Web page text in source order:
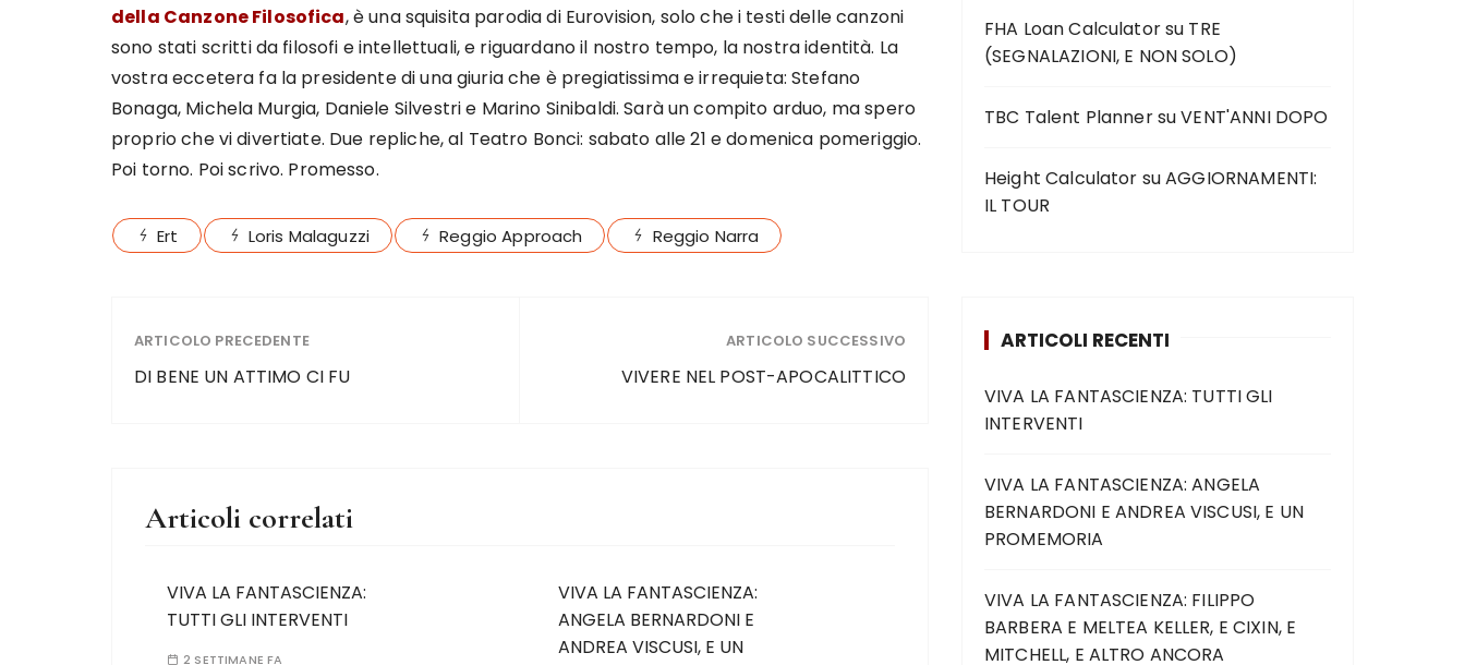
della Canzone Filosofica, è una squisita parodia di Eurovision, solo che i testi delle canzoni
sono stati scritti da filosofi e intellettuali, e riguardano il nostro tempo, la nostra identità. La
vostra eccetera fa la presidente di una giuria che è pregiatissima e irrequieta: Stefano
Bonaga, Michela Murgia, Daniele Silvestri e Marino Sinibaldi. Sarà un compito arduo, ma spero
proprio che vi divertiate. Due repliche, al Teatro Bonci: sabato alle 21 e domenica pomeriggio.
Poi torno. Poi scrivo. Promesso.
Ert Loris Malaguzzi Reggio Approach Reggio Narra
ARTICOLO PRECEDENTE
DI BENE UN ATTIMO CI FU
ARTICOLO SUCCESSIVO
VIVERE NEL POST-APOCALITTICO
Articoli correlati
VIVA LA FANTASCIENZA:
TUTTI GLI INTERVENTI
2 SETTIMANE FA
VIVA LA FANTASCIENZA:
ANGELA BERNARDONI E
ANDREA VISCUSI, E UN
FHA Loan Calculatorsu TRE
(SEGNALAZIONI, E NON SOLO)
TBC Talent PlannersuVENT'ANNI DOPO
Height Calculator suAGGIORNAMENTI:
IL TOUR
ARTICOLI RECENTI
VIVA LA FANTASCIENZA: TUTTI GLI
INTERVENTI
VIVA LA FANTASCIENZA: ANGELA
BERNARDONI E ANDREA VISCUSI, E UN
PROMEMORIA
VIVA LA FANTASCIENZA: FILIPPO
BARBERA E MELTEA KELLER, E CIXIN, E
MITCHELL, E ALTRO ANCORA